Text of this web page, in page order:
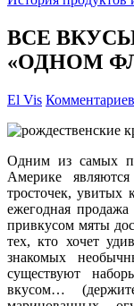
ВСЕ
«ОДНОМ
El Vis
Одним из самых
Америке
тросточек, увитых
ежегодная
привкусом мяты
тех, кто хочет
знакомых
существуют
вкусом…